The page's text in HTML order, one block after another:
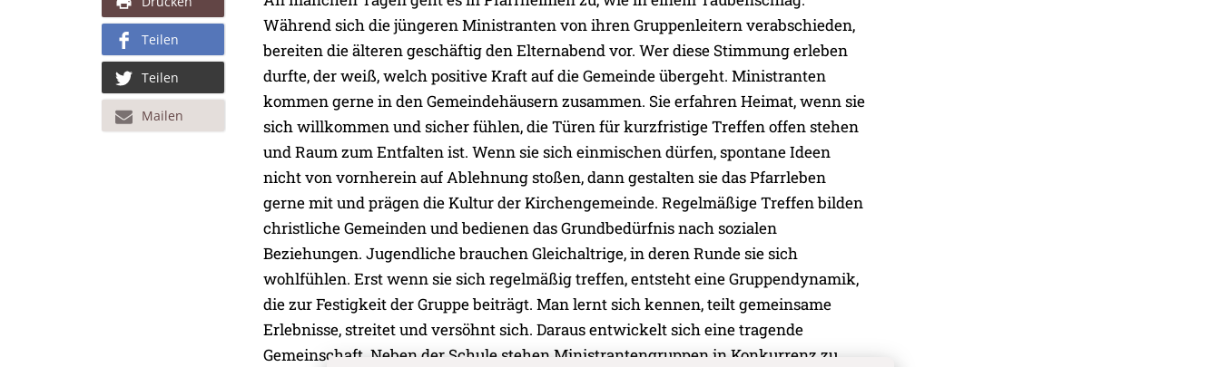
Während sich die jüngeren Ministranten von ihren Gruppenleitern verabschieden,
bereiten die älteren geschäftig den Elternabend vor. Wer diese Stimmung erleben
durfte, der weiß, welch positive Kraft auf die Gemeinde übergeht. Ministranten
kommen gerne in den Gemeindehäusern zusammen. Sie erfahren Heimat, wenn sie
sich willkommen und sicher fühlen, die Türen für kurzfristige Treffen offen stehen
und Raum zum Entfalten ist. Wenn sie sich einmischen dürfen, spontane Ideen
nicht von vornherein auf Ablehnung stoßen, dann gestalten sie das Pfarrleben
gerne mit und prägen die Kultur der Kirchengemeinde. Regelmäßige Treffen bilden
christliche Gemeinden und bedienen das Grundbedürfnis nach sozialen
Beziehungen. Jugendliche brauchen Gleichaltrige, in deren Runde sie sich
wohlfühlen. Erst wenn sie sich regelmäßig treffen, entsteht eine Gruppendynamik,
die zur Festigkeit der Gruppe beiträgt. Man lernt sich kennen, teilt gemeinsame
Erlebnisse, streitet und versöhnt sich. Daraus entwickelt sich eine tragende
Gemeinschaft. Neben der Schule stehen Ministrantengruppen in Konkurrenz zu
Teilen
Teilen
Mailen